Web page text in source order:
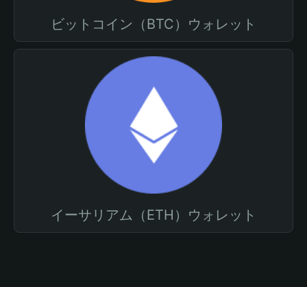
ビットコイン（BTC）ウォレット
イーサリアム（ETH）ウォレット